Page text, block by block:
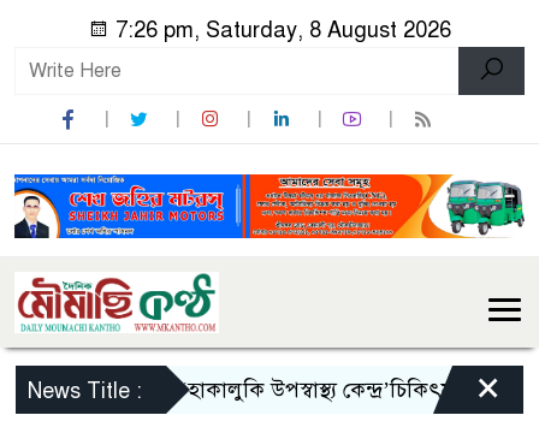
7:26 pm, Saturday, 8 August 2026
News Title :
অরক্ষিত ‘হাকালুকি উপস্বাস্থ্য কেন্দ্র’চিকিৎসা বঞ্চিত×